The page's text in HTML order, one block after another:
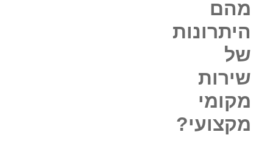
מהם
היתרונות
של
שירות
מקומי
מקצועי?